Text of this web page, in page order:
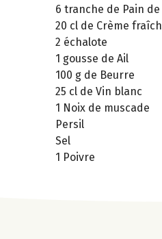
6 tranche de Pain de
20 cl de Crème
2 échalote
1 gousse de Ail
100 g de Beurre
25 cl de Vin blanc
1 Noix de muscade
Persil
Sel
1 Poivre